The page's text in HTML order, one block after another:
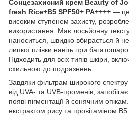
Сонцезахисний крем Beauty of
fresh Rice+B5 SPF50+ PA++++ — це
високим ступенем захисту,
використання. Має лосьйонну
наноситься, швидко вбирається й
липкої плівки навіть при
Підходить для всіх типів шкіри,
схильною до подразнень.
Завдяки фільтрам широкого спектру
від UVA- та UVB-променів,
появі пігментації й сонячним
екстрактом рису та провітаміном